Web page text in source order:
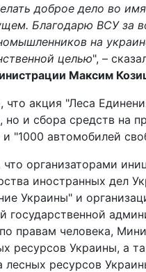
доброе дело во
Благодарю ВСУ за
на
целью", –
Максим
что акция "Леса
но и сбора средств на
"1000 автомобилей
организаторами
иностранных дел
Украины" и
государственной
правам человека,
ресурсов Украины, а
лесных ресурсов